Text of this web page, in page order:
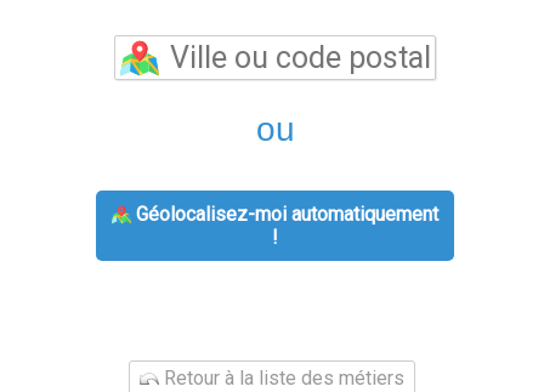
ou
Géolocalisez-moi automatiquement
!
Retour à la liste des métiers